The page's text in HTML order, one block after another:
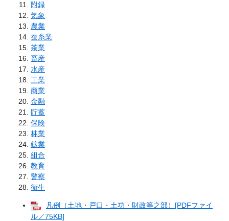
附録
気象
農業
蚕糸業
茶業
畜産
水産
工業
商業
金融
貯蓄
保険
林業
鉱業
組合
教育
警察
衛生
凡例（土地・戸口・土功・財政等之部）[PDFファイ
ル／75KB]